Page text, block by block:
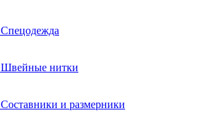
Спецодежда
Швейные нитки
Составники и размерники